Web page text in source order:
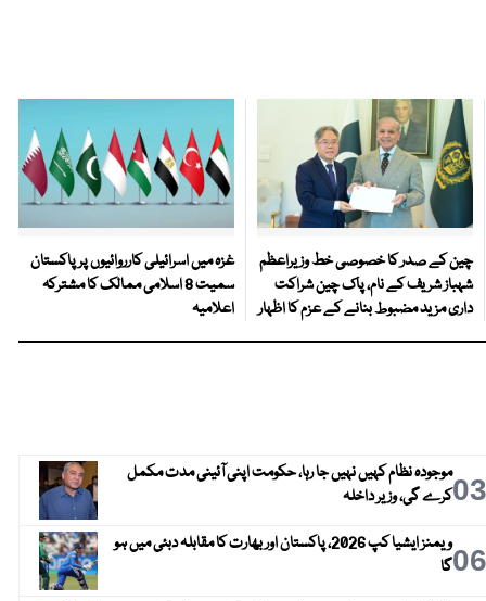
چین کے صدر کا خصوصی خط وزیراعظم
شہباز شریف کے نام، پاک چین شراکت
داری مزید مضبوط بنانے کے عزم کا اظہار
غزہ میں اسرائیلی کارروائیوں پر پاکستان
سمیت 8 اسلامی ممالک کا مشترکہ
اعلامیہ
03موجودہ نظام کہیں نہیں جا رہا، حکومت اپنی آئینی مدت مکمل
کرے گی، وزیر داخلہ
06
ویمنز ایشیا کپ 2026، پاکستان اور بھارت کا مقابلہ دبئی میں ہو
گا